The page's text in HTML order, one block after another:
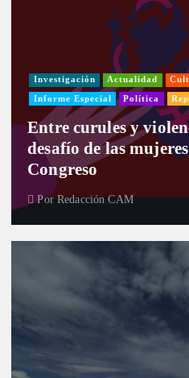
Investigación Actualidad
Informe Especial Política
Entre curules y
desafío de las
Congreso
PorRedacción CAM